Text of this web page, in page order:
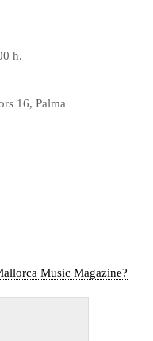
h.
16, Palma
Music Magazine?